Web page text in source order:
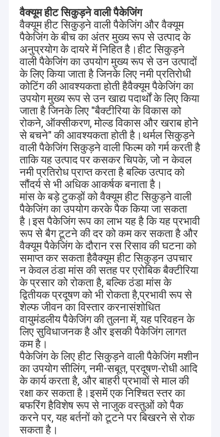
भुना चिकन पैकेजिंग
बेकरी ब्रेड पैकेजिंग
सूखे फल पैकेजिंग बैग
चावल पैकेजिंग बैग
सूखे खाद्य पैकेजिंग बैग
सब्जी पैकिंग बैग
वैक्यूम पैकेजिंग बैग
कार्डबोर्ड पैकेजिंग बॉक्स
चॉकलेट पैकिंग बैग
डिटर्जेंट पैकेजिंग पाउच
पालतू भोजन पैकेजिंग बैग
कॉस्मेटिक पैकेजिंग बैग
परिधान पैकेजिंग बैग
उर्वरक पैकेजिंग बैग
इलेक्ट्रॉनिक पैकेजिंग बैग
हनी पाउच पैकेजिंग
कोल्ड सील फिल्म
पैकेजिंग फिल्म सिकोड़ें
स्वचालित पैकेजिंग फिल्म
खिंचाव फिल्म कच्चे माल
वैक्यूम हीट सिकुड़ने वाली पैकेजिंग
वैक्यूम हीट सिकुड़ने वाली पैकेजिंग और वैक्यूम
पैकेजिंग के बीच का अंतर मुख्य रूप से उत्पाद के
अनुप्रयोग के दायरे में निहित है।हीट सिकुड़ने
वाली पैकेजिंग का उपयोग मुख्य रूप से उन उत्पादों
के लिए किया जाता है जिनके लिए नमी प्रतिरोधी
कोटिंग की आवश्यकता होती हैवैक्यूम पैकेजिंग का
उपयोग मुख्य रूप से उन खाद्य पदार्थों के लिए किया
जाता है जिनके लिए "बैक्टीरिया के विकास को
रोकने, ऑक्सीकरण, मोल्ड विकास और खराब होने
से बचने" की आवश्यकता होती है।थर्मल सिकुड़ने
वाली पैकेजिंग सिकुड़ने वाली फिल्म को गर्म करती है
ताकि यह उत्पाद पर कसकर चिपके, जो न केवल
नमी प्रतिरोध प्राप्त करता है बल्कि उत्पाद को
सौंदर्य से भी अधिक आकर्षक बनाता है।
मांस के बड़े टुकड़ों को वैक्यूम हीट सिकुड़ने वाली
पैकेजिंग का उपयोग करके पैक किया जा सकता
है।इस पैकेजिंग रूप का लाभ यह है कि यह प्रभावी
रूप से बैग टूटने की दर को कम कर सकता है और
वैक्यूम पैकेजिंग के दौरान रस रिसाव की घटना को
समाप्त कर सकता हैवैक्यूम हीट सिकुड़न उपचार
न केवल ठंडा मांस की सतह पर एरोबिक बैक्टीरिया
के प्रसार को रोकता है, बल्कि ठंडा मांस के
द्वितीयक प्रदूषण को भी रोकता है,प्रभावी रूप से
शेल्फ जीवन का विस्तार करनासंशोधित
वायुमंडलीय पैकेजिंग की तुलना में, यह परिवहन के
लिए सुविधाजनक है और इसकी पैकेजिंग लागत
कम है।
पैकेजिंग के लिए हीट सिकुड़ने वाली पैकेजिंग मशीन
का उपयोग सीलिंग, नमी-सबूत, प्रदूषण-रोधी आदि
के कार्य करता है, और बाहरी प्रभावों से माल की
रक्षा कर सकता है।इसमें एक निश्चित स्तर का
बफरिंग हैविशेष रूप से नाजुक वस्तुओं को पैक
करने पर, यह बर्तनों को टूटने पर बिखरने से रोक
सकता है।
पैकेजिंग और सभी संबंधित खाद्य सामग्री उद्योग उत्पादों की ताजगी
सुनिश्चित करने के लिए. हमें एक अनुभवी परिपक्व भागीदार के लिए
चुनना. पूरी तरह से एकीकृत और आधुनिक विनिर्माण सुविधाओं और
उच्च योग्य कुशल विशेषज्ञ, एक पेशेवर सलाह प्राप्त करने के
लिए;एक उद्धरण या चर्चा कैसे हम अपने व्यवसाय में मदद कर सकते
प्रथम श्रेणी के उपकरण और प्रबंधन उच्च गुणवत्ता वाले उत्पादों के
लिए गारंटी हैं। हमारी कंपनी उन्नत तोशिबा उच्च गति मुद्रण मशीन
से लैस है जो कार्य दक्षता में सुधार कर सकते हैं;हम जापानी
Buzouno एक्सट्रूज़न लेमिनेशन मशीन के मालिक हैं, इटली से
आयातित उच्च गति सूखी और विलायक मुक्त टुकड़े टुकड़े करने
वाली मशीन, उच्च गति वाली स्लिटिंग मशीन, जापानी IWASEI बैग
बनाने वाली मशीन,उच्च गति वाली गुणवत्ता जाँच करने वाली मशीन
जो पेशेवर उत्पादन टीम द्वारा संचालित की जाती है, जिसमें ठोस
तकनीकी क्षमता होती है, जो साइड सील बैग सहित बैग के विभिन्न
शैलियों का निर्माण करने की क्षमता रखती है, केंद्र-सील बैग, क्वाड
सील बैग, स्टैंड अप ज़िप बैग, स्पॉट बैग, फ्लैट बॉटम बैग और
विभिन्न संरचनाओं के साथ पैकेजिंग फिल्म।